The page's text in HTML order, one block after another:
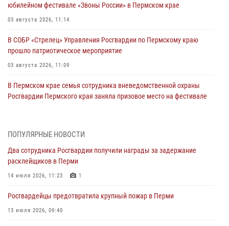
юбилейном фестивале «Звоны России» в Пермском крае
03 августа 2026, 11:14
В СОБР «Стрелец» Управления Росгвардии по Пермскому краю
прошло патриотическое мероприятие
03 августа 2026, 11:09
В Пермском крае семья сотрудника вневедомственной охраны
Росгвардии Пермского края заняла призовое место на фестивале
юных спортсменов
03 августа 2026, 10:59
30 июля 2026, 05:19
ПОПУЛЯРНЫЕ НОВОСТИ
Два сотрудника Росгвардии получили награды за задержание
расклейщиков в Перми
14 июля 2026, 11:23 1
Росгвардейцы предотвратила крупный пожар в Перми
13 июля 2026, 09:40